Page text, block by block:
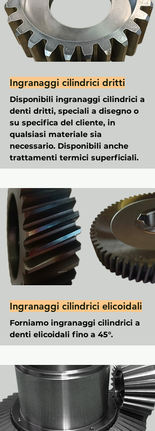
Ingranaggi cilindrici dritti
Disponibili ingranaggi cilindrici a
denti dritti, speciali a disegno o
su specifica del cliente, in
qualsiasi materiale sia
necessario. Disponibili anche
trattamenti termici superficiali.
Ingranaggi cilindrici elicoidali
Forniamo ingranaggi cilindrici a
denti elicoidali fino a 45°.